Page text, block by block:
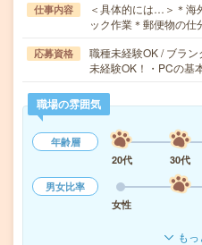
仕事内容
＜具体的には…＞＊海
ック作業＊郵便物の
応募資格
職種未経験OK / ブラ
未経験OK！・PCの基
職場の雰囲気
年齢層
20代
30代
男女比率
女性
も